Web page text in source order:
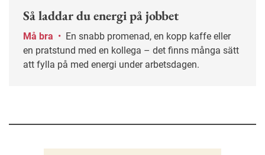
Så laddar du energi på jobbet
Må bra •
en pratstund med en kollega – det finns många sätt
att fylla på med energi under arbetsdagen.